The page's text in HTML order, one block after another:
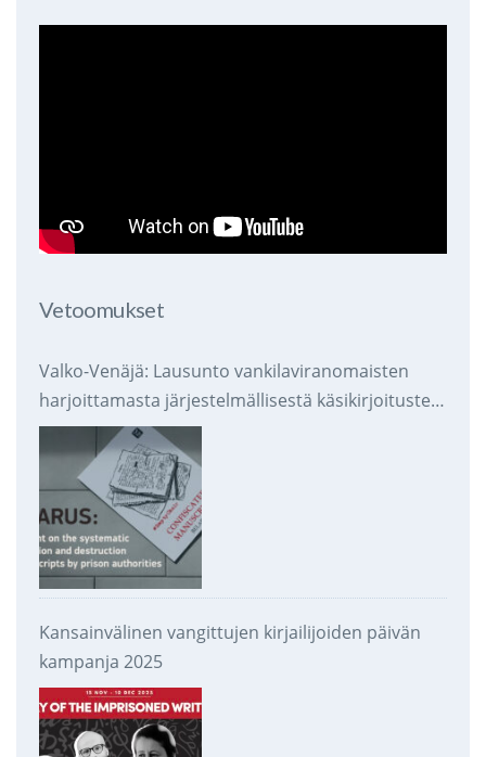
Vetoomukset
Valko-Venäjä: Lausunto vankilaviranomaisten
harjoittamasta järjestelmällisestä käsikirjoitusten
takavarikoinnista ja tuhoamisesta
Kansainvälinen vangittujen kirjailijoiden päivän
kampanja 2025